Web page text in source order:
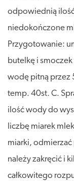
odpowiednią
niedokończone
Przygotowanie:
butelkę i
wodę pitną przez
temp. 40st. C.
ilość wody do
liczbę miarek
miarki, odmierzać
należy zakręcić i
całkowitego